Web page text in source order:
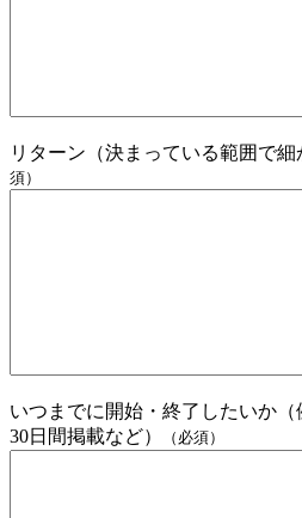
リターン（決まっている範囲で細
須）
いつまでに開始・終了したいか（
30日間掲載など）
（必須）